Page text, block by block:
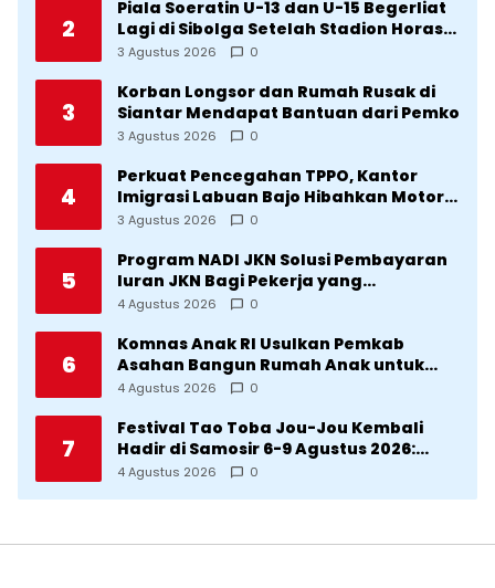
2
Piala Soeratin U-13 dan U-15 Begerliat
Lagi di Sibolga Setelah Stadion Horas
Direvitalisasi Wali Kota
3 Agustus 2026 0
3
Korban Longsor dan Rumah Rusak di
Siantar Mendapat Bantuan dari Pemko
3 Agustus 2026 0
4
Perkuat Pencegahan TPPO, Kantor
Imigrasi Labuan Bajo Hibahkan Motor
Operasional ke Lima Desa di
3 Agustus 2026 0
5
Program NADI JKN Solusi Pembayaran
Iuran JKN Bagi Pekerja yang
Penghasilannya Tidak Tetap
4 Agustus 2026 0
6
Komnas Anak RI Usulkan Pemkab
Asahan Bangun Rumah Anak untuk
Korban Kekerasan
4 Agustus 2026 0
7
Festival Tao Toba Jou-Jou Kembali
Hadir di Samosir 6-9 Agustus 2026:
Datang Saksikan Kemeriahan dan Raih
4 Agustus 2026 0